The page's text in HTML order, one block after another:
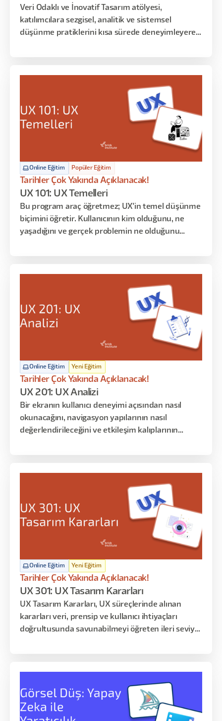
Veri Odaklı ve İnovatif Tasarım atölyesi,
katılımcılara sezgisel, analitik ve sistemsel
düşünme pratiklerini kısa sürede deneyimleyerek
atölye uygulamaları üzerinden geliştirilir.
Online Eğitim Popüler Eğitim
Tarihler Çok Yakında Açıklanacak!
UX 101: UX Temelleri
Bu program araç öğretmez; UX'in temel düşünme
biçimini öğretir. Kullanıcının kim olduğunu, ne
yaşadığını ve gerçek problemin ne olduğunu
Online Eğitim Yeni Eğitim
Tarihler Çok Yakında Açıklanacak!
UX 201: UX Analizi
Bir ekranın kullanıcı deneyimi açısından nasıl
okunacağını, navigasyon yapılarının nasıl
değerlendirileceğini ve etkileşim kalıplarının
Online Eğitim Yeni Eğitim
Tarihler Çok Yakında Açıklanacak!
UX 301: UX Tasarım Kararları
UX Tasarım Kararları, UX süreçlerinde alınan
kararları veri, prensip ve kullanıcı ihtiyaçları
doğrultusunda savunabilmeyi öğreten ileri seviye
pattern seçimi, test sentezi ve karar savunması
üzerine kuruludur.